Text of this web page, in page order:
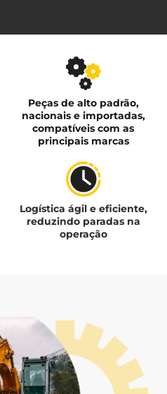
Peças de alto padrão,
nacionais e importadas,
compatíveis com as
principais marcas
Logística ágil e eficiente,
reduzindo paradas na
operação